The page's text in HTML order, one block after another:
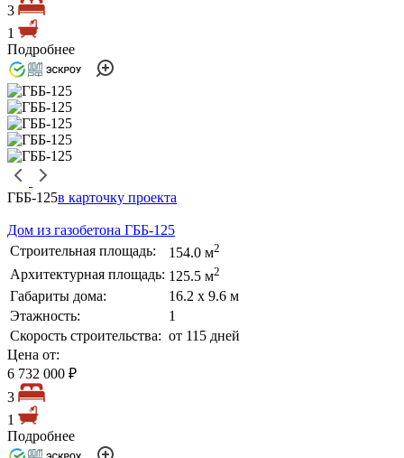
3
1
Подробнее
ГББ-125в карточку проекта
Дом из газобетона ГББ-125
Строительная площадь:
154.0 м2
Архитектурная площадь: 125.5 м2
Габариты дома:
16.2 х 9.6 м
Этажность:
1
Скорость строительства: от 115 дней
Цена от:
6 732 000 ₽
3
1
Подробнее